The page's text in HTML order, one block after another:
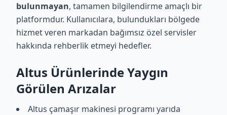
bulunmayan, tamamen bilgilendirme amaçlı bir
platformdur. Kullanıcılara, bulundukları bölgede
hizmet veren markadan bağımsız özel servisler
hakkında rehberlik etmeyi hedefler.
Altus Ürünlerinde Yaygın
Görülen Arızalar
Altus çamaşır makinesi programı yarıda